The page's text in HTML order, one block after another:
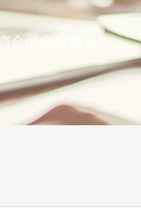
金的金融服务！